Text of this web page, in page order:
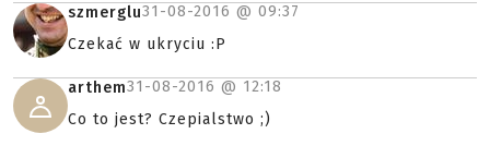
szmerglu31-08-2016 @ 09:37
Czekać w ukryciu :P
arthem31-08-2016 @ 12:18
Co to jest? Czepialstwo ;)